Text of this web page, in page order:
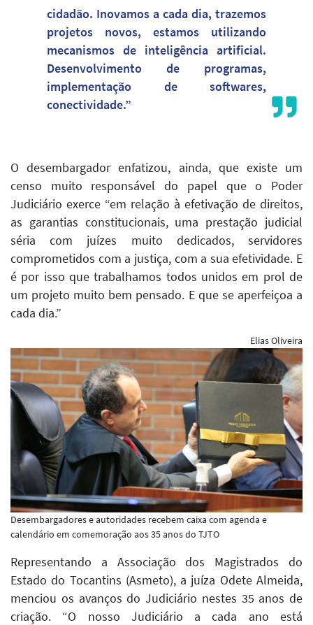
cidadão. Inovamos a cada dia, trazemos
projetos novos, estamos utilizando
mecanismos de inteligência artificial.
Desenvolvimento de programas,
implementação de softwares,
conectividade.”
O desembargador enfatizou, ainda, que existe um
censo muito responsável do papel que o Poder
Judiciário exerce “em relação à efetivação de direitos,
as garantias constitucionais, uma prestação judicial
séria com juízes muito dedicados, servidores
comprometidos com a justiça, com a sua efetividade. E
é por isso que trabalhamos todos unidos em prol de
um projeto muito bem pensado. E que se aperfeiçoa a
cada dia.”
Elias Oliveira
Desembargadores e autoridades recebem caixa com agenda e
calendário em comemoração aos 35 anos do TJTO
Representando a Associação dos Magistrados do
Estado do Tocantins (Asmeto), a juíza Odete Almeida,
menciou os avanços do Judiciário nestes 35 anos de
criação. “O nosso Judiciário a cada ano está